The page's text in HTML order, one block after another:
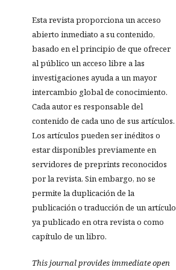
Esta revista proporciona un acceso
abierto inmediato a su contenido,
basado en el principio de que ofrecer
al público un acceso libre a las
investigaciones ayuda a un mayor
intercambio global de conocimiento.
Cada autor es responsable del
contenido de cada uno de sus artículos.
Los artículos pueden ser inéditos o
estar disponibles previamente en
servidores de preprints reconocidos
por la revista. Sin embargo, no se
permite la duplicación de la
publicación o traducción de un artículo
ya publicado en otra revista o como
capítulo de un libro.
This journal provides immediate open